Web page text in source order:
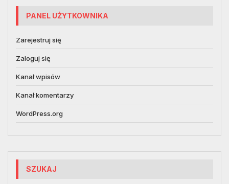
PANEL UŻYTKOWNIKA
Zarejestruj się
Zaloguj się
Kanał wpisów
Kanał komentarzy
WordPress.org
SZUKAJ